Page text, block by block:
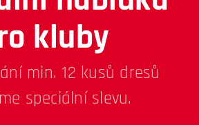
kluby
min. 12 kusů dresů
speciální slevu.